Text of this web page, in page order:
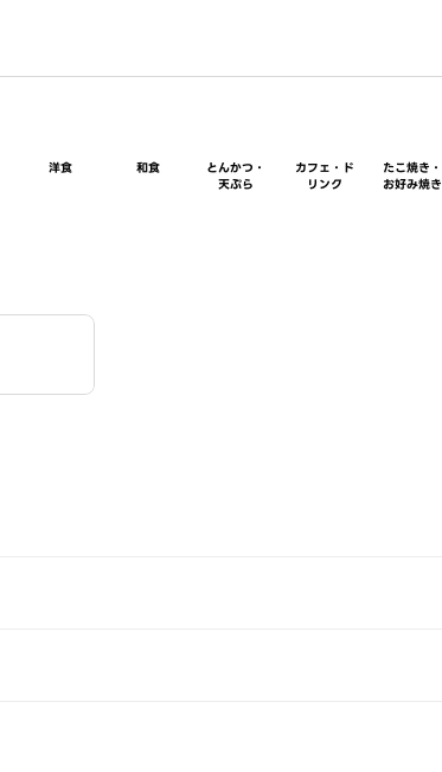
洋食 和食
とんかつ・
天ぷら
カフェ・ド
リンク
たこ焼き・
お好み焼き